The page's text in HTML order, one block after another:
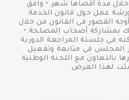
خلال مدة أقصاها شهر.• وافق
عمل حول قانون الخدمة
القصور فى القانون من خلال
بمشاركة أصحاب المصلحة.•
فى جلستة المراجعة الدورية
المجلس فى متابعة وتفعيل
بالتعاون مع اللجنة الوطنية
لهذا الغرض.